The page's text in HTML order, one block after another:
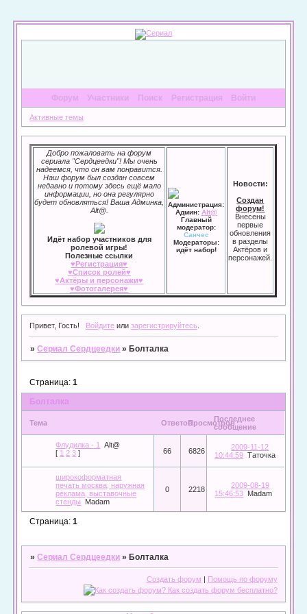
Форум Участники Поиск Регистрация Войти
Активные темы
Добро пожаловать на форум
сериала "Сердцеедки"! Мы очень
надеемся, что он вам понравится.
Наш форум был создан совсем
недавно и потому здесь ещё мало
информации, но она регулярно
будет обновляться! Ваша Админка,
Alt@.
Идёт набор участников для
ролевой игры!
Полезные ссылки
♥Регистрация♥
♥Список ролей♥
♥Актёры и персонажи♥
♥Фотогалерея♥
Администрация:
Админ: Alt@
Главный
модератор:
Санчес
Модераторы:
идёт набор!
Новости:
Создан
форум!
Внесены
первые
обновления
в разделы
Актёров и
персонажей.
Привет, Гость! Войдитеили зарегистрируйтесь
»Сериал Сердцеедки » Болталка
Болталка
Страница:1
Тема ОтветовПросмотровПоследнее
сообщение
Флудилка - 1
Alt@
[ 1 2 3 ] 66 6826
2009-11-12
10:44:59 Таточка
широкоформатная
печать москва, наружная
реклама, выставочные
стенды
Madam
0 2218
2009-08-19
15:46:53 Madam
Страница:1
»Сериал Сердцеедки » Болталка
Создать форум | Помощь по форуму